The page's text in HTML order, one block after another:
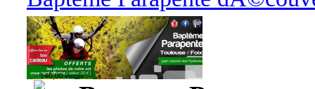
140,00 euros